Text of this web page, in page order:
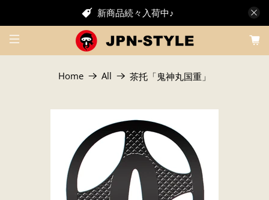
新商品続々入荷中♪
Home All 茶托「鬼神丸国重」